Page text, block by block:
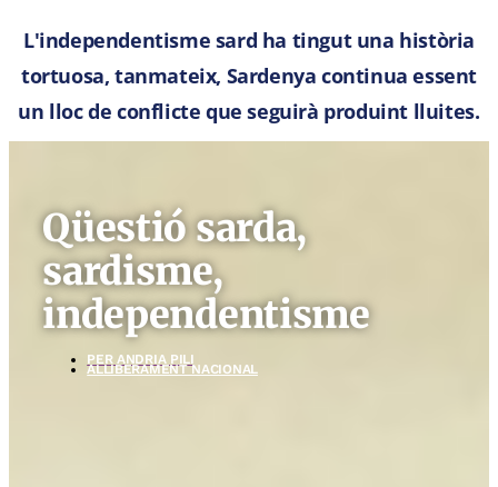
L'independentisme sard ha tingut una història
tortuosa, tanmateix, Sardenya continua essent
un lloc de conflicte que seguirà produint lluites.
Qüestió sarda,
sardisme,
independentisme
PERANDRIA PILI
ALLIBERAMENT NACIONAL